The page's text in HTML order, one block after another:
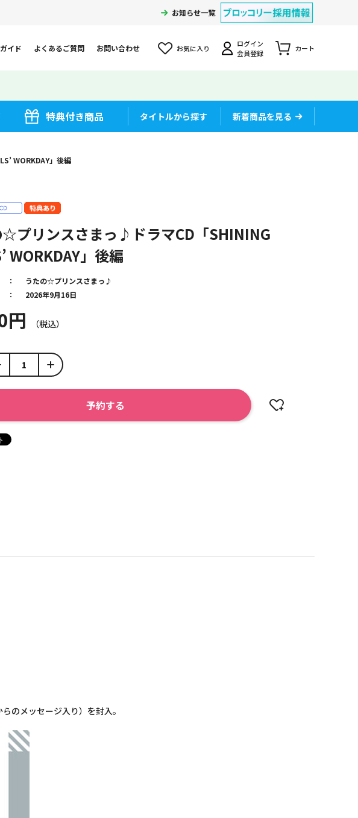
お知らせ一覧
イド よくあるご質問 お問い合わせ お気に入り
ログイン
会員登録
カート
特典付き商品 タイトルから探す 新着商品を見る
WORKDAY」後編
☆プリンスさまっ♪ドラマCD「SHINING
WORKDAY」後編
円
うたの☆プリンスさまっ♪
2026年9月16日
予約する
のメッセージ入り）を封入。